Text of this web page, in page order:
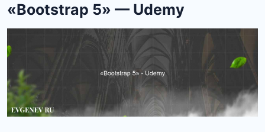
«Bootstrap 5» — Udemy